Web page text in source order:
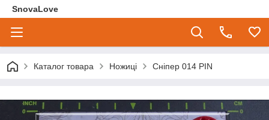
SnovaLove
Каталог товара Ножиці Сніпер 014 PIN